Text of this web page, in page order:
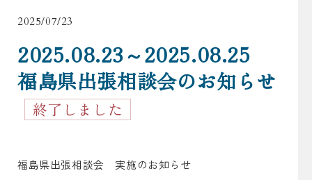
2025/07/23
2025.08.23～2025.08.25
福島県出張相談会のお知らせ
終了しました
福島県出張相談会 実施のお知らせ